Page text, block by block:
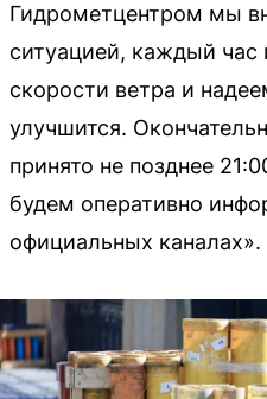
Гидрометцентром мы
ситуацией, каждый час
скорости ветра и
улучшится.
принято не позднее
будем оперативно
официальных каналах».